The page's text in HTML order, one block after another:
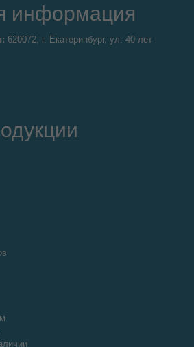
информация
620072, г. Екатеринбург, ул. 40 лет